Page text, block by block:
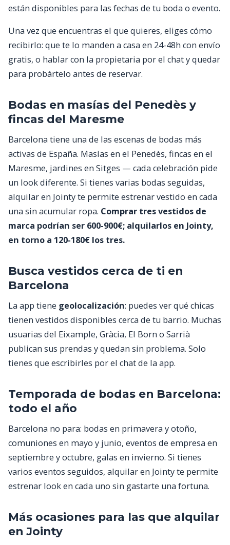
están disponibles para las fechas de tu boda o evento.
Una vez que encuentras el que quieres, eliges cómo
recibirlo: que te lo manden a casa en 24-48h con envío
gratis, o hablar con la propietaria por el chat y quedar
para probártelo antes de reservar.
Bodas en masías del Penedès y
fincas del Maresme
Barcelona tiene una de las escenas de bodas más
activas de España. Masías en el Penedès, fincas en el
Maresme, jardines en Sitges — cada celebración pide
un look diferente. Si tienes varias bodas seguidas,
alquilar en Jointy te permite estrenar vestido en cada
una sin acumular ropa. Comprar tres vestidos de
marca podrían ser 600-900€; alquilarlos en Jointy,
en torno a 120-180€ los tres.
Busca vestidos cerca de ti en
Barcelona
La app tiene geolocalización: puedes ver qué chicas
tienen vestidos disponibles cerca de tu barrio. Muchas
usuarias del Eixample, Gràcia, El Born o Sarrià
publican sus prendas y quedan sin problema. Solo
tienes que escribirles por el chat de la app.
Temporada de bodas en Barcelona:
todo el año
Barcelona no para: bodas en primavera y otoño,
comuniones en mayo y junio, eventos de empresa en
septiembre y octubre, galas en invierno. Si tienes
varios eventos seguidos, alquilar en Jointy te permite
estrenar look en cada uno sin gastarte una fortuna.
Más ocasiones para las que alquilar
en Jointy